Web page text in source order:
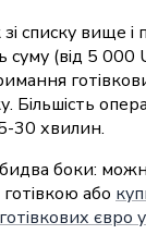
списку вище і
суму (від 5 000
Більшість
30 хвилин.
боки:
або
євро